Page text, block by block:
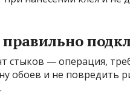
стыков — операция,
обоев и не повредить